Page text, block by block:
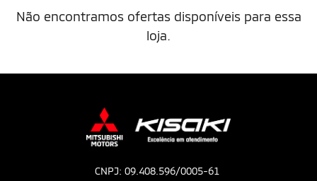
Não encontramos ofertas disponíveis para essa
loja.
CNPJ: 09.408.596/0005-61